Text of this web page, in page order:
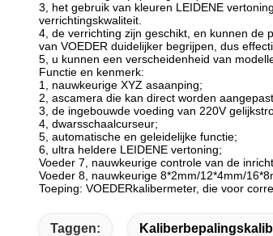
3, het gebruik van kleuren LEIDENE
verrichtingskwaliteit.
4, de verrichting zijn geschikt, en kunnen de
van VOEDER duidelijker begrijpen, dus
5, u kunnen een verscheidenheid van
Functie en kenmerk:
1, nauwkeurige XYZ asaanping;
2, ascamera die kan direct worden
3, de ingebouwde voeding van 220V
4, dwarsschaalcurseur;
5, automatische en geleidelijke functie;
6, ultra heldere LEIDENE vertoning;
Voeder 7, nauwkeurige controle van de
Voeder 8, nauwkeurige 8*2mm/12*4mm/
Toeping: VOEDERkalibermeter, die voor
Taggen: